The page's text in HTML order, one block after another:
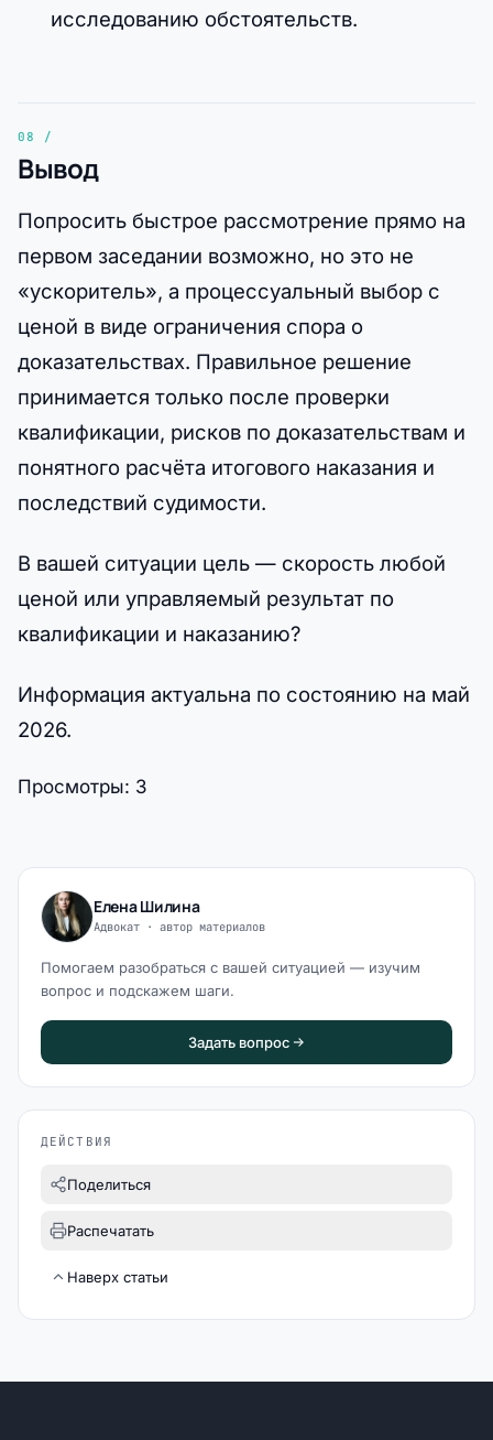
исследованию обстоятельств.
Вывод
Попросить быстрое рассмотрение прямо на
первом заседании возможно, но это не
«ускоритель», а процессуальный выбор с
ценой в виде ограничения спора о
доказательствах. Правильное решение
принимается только после проверки
квалификации, рисков по доказательствам и
понятного расчёта итогового наказания и
последствий судимости.
В вашей ситуации цель — скорость любой
ценой или управляемый результат по
квалификации и наказанию?
Информация актуальна по состоянию на май
2026.
Просмотры: 3
Елена Шилина
Адвокат · автор материалов
Помогаем разобраться с вашей ситуацией — изучим
вопрос и подскажем шаги.
Задать вопрос
ДЕЙСТВИЯ
Поделиться
Распечатать
Наверх статьи